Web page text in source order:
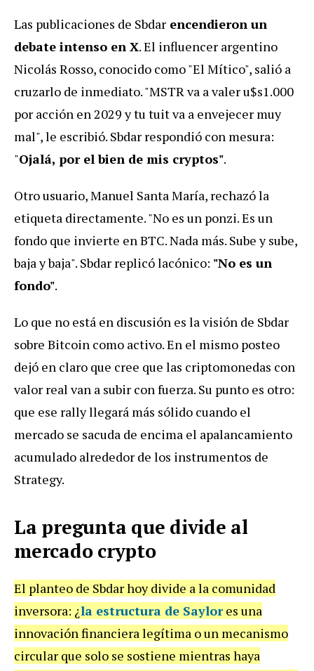
Las publicaciones de Sbdar encendieron un
debate intenso en X. El influencer argentino
Nicolás Rosso, conocido como "El Mítico", salió a
cruzarlo de inmediato. "MSTR va a valer u$s1.000
por acción en 2029 y tu tuit va a envejecer muy
mal", le escribió. Sbdar respondió con mesura:
"Ojalá, por el bien de mis cryptos".
Otro usuario, Manuel Santa María, rechazó la
etiqueta directamente. "No es un ponzi. Es un
fondo que invierte en BTC. Nada más. Sube y sube,
baja y baja". Sbdar replicó lacónico: "No es un
fondo".
Lo que no está en discusión es la visión de Sbdar
sobre Bitcoin como activo. En el mismo posteo
dejó en claro que cree que las criptomonedas con
valor real van a subir con fuerza. Su punto es otro:
que ese rally llegará más sólido cuando el
mercado se sacuda de encima el apalancamiento
acumulado alrededor de los instrumentos de
Strategy.
La pregunta que divide al
mercado crypto
El planteo de Sbdar hoy divide a la comunidad
inversora: ¿la estructura de Saylores una
innovación financiera legítima o un mecanismo
circular que solo se sostiene mientras haya